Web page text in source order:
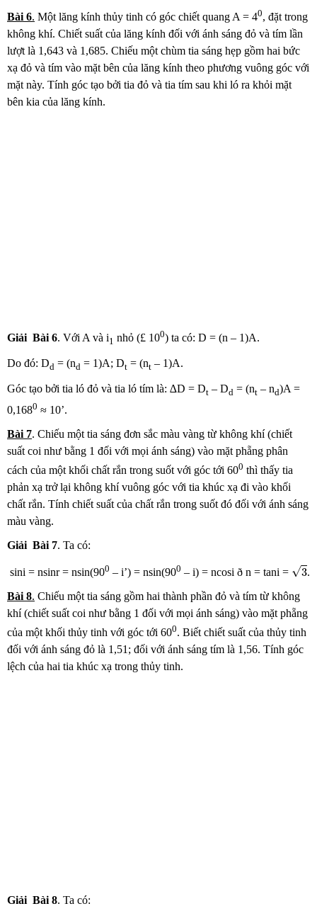
Bài 6. Một lăng kính thủy tinh có góc chiết quang A = 40, đặt trong
không khí. Chiết suất của lăng kính đối với ánh sáng đỏ và tím lần
lượt là 1,643 và 1,685. Chiếu một chùm tia sáng hẹp gồm hai bức
xạ đỏ và tím vào mặt bên của lăng kính theo phương vuông góc với
mặt này. Tính góc tạo bởi tia đỏ và tia tím sau khi ló ra khỏi mặt
bên kia của lăng kính.
Giải Bài 6. Với A và i1 nhỏ (£ 100) ta có: D = (n – 1)A.
Do đó: Dd = (nd = 1)A; Dt = (nt – 1)A.
Góc tạo bởi tia ló đỏ và tia ló tím là: ∆D = Dt – Dd = (nt – nd)A =
0,1680 ≈ 10’.
Bài 7. Chiếu một tia sáng đơn sắc màu vàng từ không khí (chiết
suất coi như bằng 1 đối với mọi ánh sáng) vào mặt phẵng phân
cách của một khối chất rắn trong suốt với góc tới 600 thì thấy tia
phản xạ trở lại không khí vuông góc với tia khúc xạ đi vào khối
chất rắn. Tính chiết suất của chất rắn trong suốt đó đối với ánh sáng
màu vàng.
Giải Bài 7. Ta có:
sini = nsinr = nsin(900 – i’) = nsin(900 – i) = ncosi ð n = tani = √3.
Bài 8. Chiếu một tia sáng gồm hai thành phần đỏ và tím từ không
khí (chiết suất coi như bằng 1 đối với mọi ánh sáng) vào mặt phẵng
của một khối thủy tinh với góc tới 600. Biết chiết suất của thủy tinh
đối với ánh sáng đỏ là 1,51; đối với ánh sáng tím là 1,56. Tính góc
lệch của hai tia khúc xạ trong thủy tinh.
Giải Bài 8. Ta có: